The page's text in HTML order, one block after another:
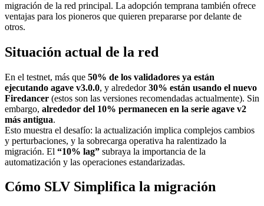
migración de la red principal. La adopción temprana también ofrece
ventajas para los pioneros que quieren prepararse por delante de
otros.
Situación actual de la red
En el testnet, más que 50% de los validadores ya están
ejecutando agave v3.0.0, y alrededor30% están usando el nuevo
Firedancer (estos son las versiones recomendadas actualmente). Sin
embargo, alrededor del 10% permanecen en la serie agave v2
más antigua.
Esto muestra el desafío: la actualización implica complejos cambios
y perturbaciones, y la sobrecarga operativa ha ralentizado la
migración. El “10% lag” subraya la importancia de la
automatización y las operaciones estandarizadas.
Cómo SLV Simplifica la migración